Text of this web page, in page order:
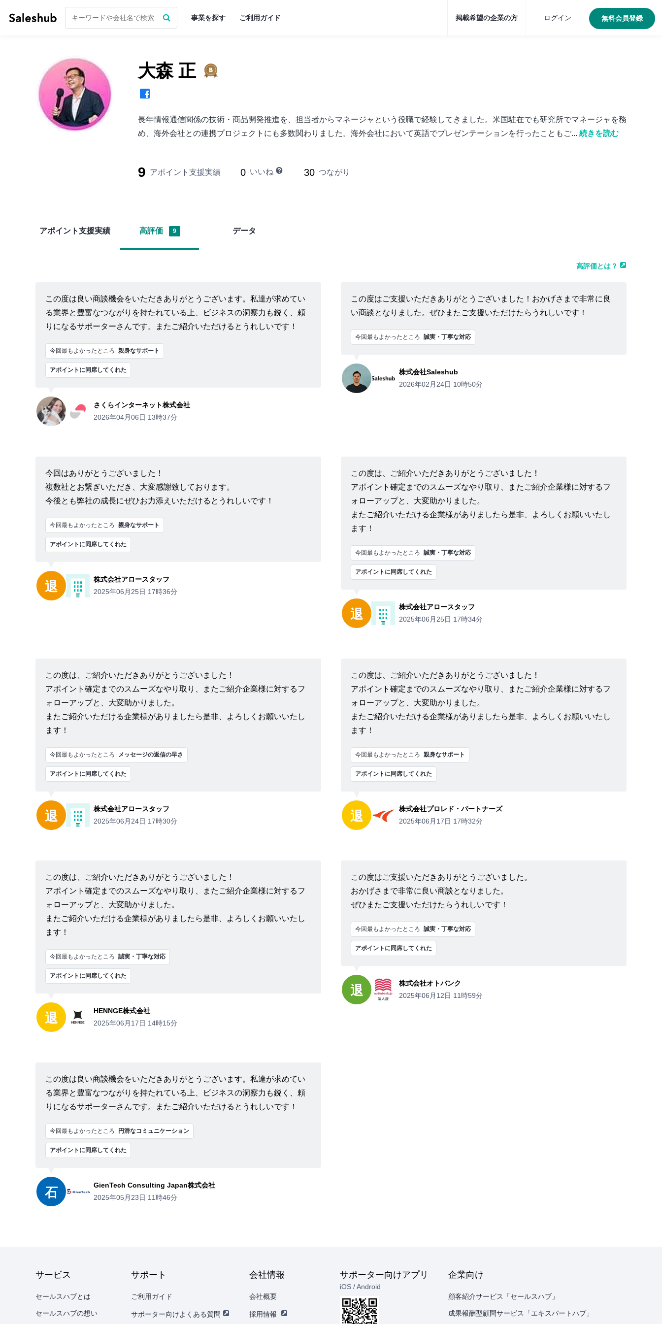
事業を探す ご利用ガイド 掲載希望の企業の方 ログイン 無料会員登録
大森 正
長年情報通信関係の技術・商品開発推進を、担当者からマネージャという役職で経験してきました。米国駐在でも研究所でマネージャを務
め、海外会社との連携プロジェクトにも多数関わりました。海外会社において英語でプレゼンテーションを行ったこともご... 続きを読む
9 アポイント支援実績 0 いいね 30 つながり
アポイント支援実績 高評価 9 データ
高評価とは？
この度は良い商談機会をいただきありがとうございます。私達が求めてい
る業界と豊富なつながりを持たれている上、ビジネスの洞察力も鋭く、頼
りになるサポーターさんです。またご紹介いただけるとうれしいです！
今回最もよかったところ 親身なサポート
アポイントに同席してくれた
さくらインターネット株式会社
2026年04月06日 13時37分
この度はご支援いただきありがとうございました！おかげさまで非常に良
い商談となりました。ぜひまたご支援いただけたらうれしいです！
今回最もよかったところ 誠実・丁寧な対応
株式会社Saleshub
2026年02月24日 10時50分
今回はありがとうございました！
複数社とお繋ぎいただき、大変感謝致しております。
今後とも弊社の成長にぜひお力添えいただけるとうれしいです！
今回最もよかったところ 親身なサポート
アポイントに同席してくれた
退
株式会社アロースタッフ
2025年06月25日 17時36分
この度は、ご紹介いただきありがとうございました！
アポイント確定までのスムーズなやり取り、またご紹介企業様に対するフ
ォローアップと、大変助かりました。
またご紹介いただける企業様がありましたら是非、よろしくお願いいたし
ます！
今回最もよかったところ 誠実・丁寧な対応
アポイントに同席してくれた
退
株式会社アロースタッフ
2025年06月25日 17時34分
この度は、ご紹介いただきありがとうございました！
アポイント確定までのスムーズなやり取り、またご紹介企業様に対するフ
ォローアップと、大変助かりました。
またご紹介いただける企業様がありましたら是非、よろしくお願いいたし
ます！
今回最もよかったところ メッセージの返信の早さ
アポイントに同席してくれた
退
株式会社アロースタッフ
2025年06月24日 17時30分
この度は、ご紹介いただきありがとうございました！
アポイント確定までのスムーズなやり取り、またご紹介企業様に対するフ
ォローアップと、大変助かりました。
またご紹介いただける企業様がありましたら是非、よろしくお願いいたし
ます！
今回最もよかったところ 親身なサポート
アポイントに同席してくれた
退
株式会社プロレド・パートナーズ
2025年06月17日 17時32分
この度は、ご紹介いただきありがとうございました！
アポイント確定までのスムーズなやり取り、またご紹介企業様に対するフ
ォローアップと、大変助かりました。
またご紹介いただける企業様がありましたら是非、よろしくお願いいたし
ます！
今回最もよかったところ 誠実・丁寧な対応
アポイントに同席してくれた
退
HENNGE株式会社
2025年06月17日 14時15分
この度はご支援いただきありがとうございました。
おかげさまで非常に良い商談となりました。
ぜひまたご支援いただけたらうれしいです！
今回最もよかったところ 誠実・丁寧な対応
アポイントに同席してくれた
退
株式会社オトバンク
2025年06月12日 11時59分
この度は良い商談機会をいただきありがとうございます。私達が求めてい
る業界と豊富なつながりを持たれている上、ビジネスの洞察力も鋭く、頼
りになるサポーターさんです。またご紹介いただけるとうれしいです！
今回最もよかったところ 円滑なコミュニケーション
アポイントに同席してくれた
石
GienTech Consulting Japan株式会社
2025年05月23日 11時46分
サービス
セールスハブとは
セールスハブの想い
サポート
ご利用ガイド
サポーター向けよくある質問
会社情報
会社概要
採用情報
サポーター向けアプリ
iOS / Android
企業向け
顧客紹介サービス「セールスハブ」
成果報酬型顧問サービス「エキスパートハブ」